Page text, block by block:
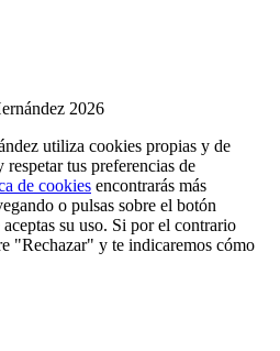
2026
utiliza cookies propias y de
tus preferencias de
de cookies encontrarás más
o pulsas sobre el botón
su uso. Si por el contrario
"Rechazar" y te indicaremos cómo